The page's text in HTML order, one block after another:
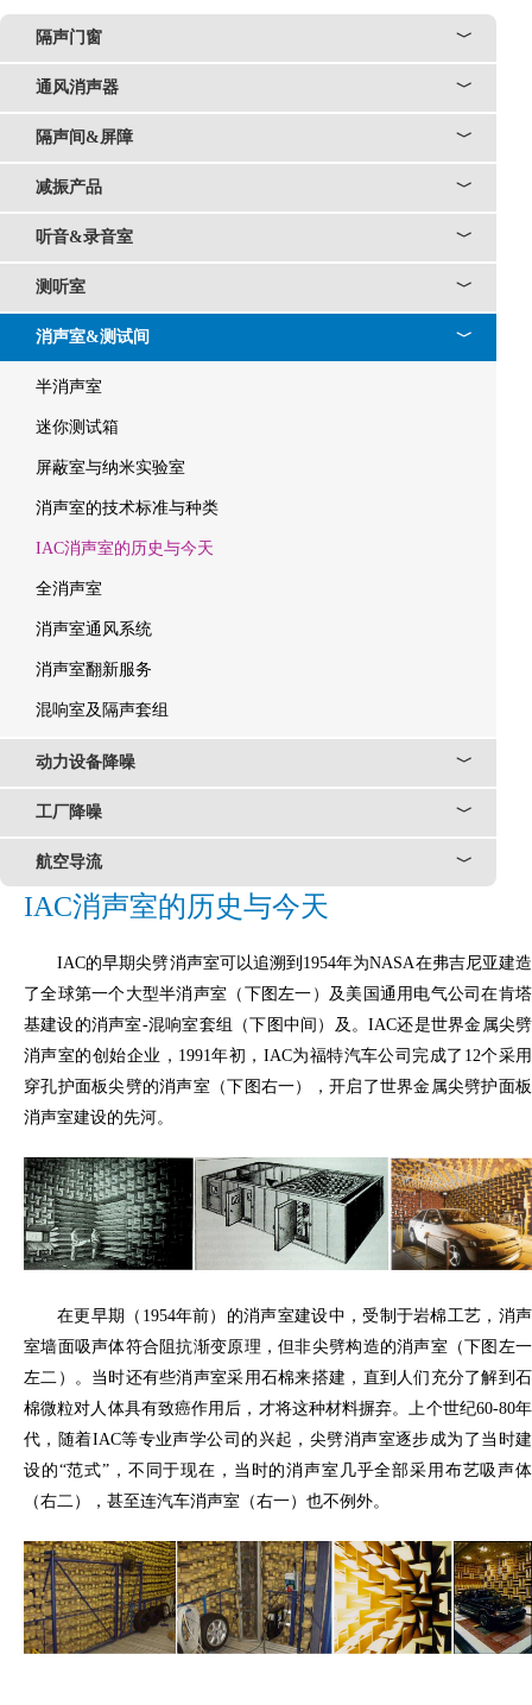
﹀
隔声门窗
﹀
通风消声器
﹀
隔声间&屏障
﹀
减振产品
﹀
听音&录音室
﹀
测听室
﹀
消声室&测试间
半消声室
迷你测试箱
屏蔽室与纳米实验室
消声室的技术标准与种类
IAC消声室的历史与今天
全消声室
消声室通风系统
消声室翻新服务
混响室及隔声套组
﹀
动力设备降噪
﹀
工厂降噪
﹀
航空导流
IAC消声室的历史与今天
IAC的早期尖劈消声室可以追溯到1954年为NASA在弗吉尼亚建造
了全球第一个大型半消声室（下图左一）及美国通用电气公司在肯塔
基建设的消声室-混响室套组（下图中间）及。IAC还是世界金属尖劈
消声室的创始企业，1991年初，IAC为福特汽车公司完成了12个采用
穿孔护面板尖劈的消声室（下图右一），开启了世界金属尖劈护面板
消声室建设的先河。
在更早期（1954年前）的消声室建设中，受制于岩棉工艺，消声
室墙面吸声体符合阻抗渐变原理，但非尖劈构造的消声室（下图左一
左二）。当时还有些消声室采用石棉来搭建，直到人们充分了解到石
棉微粒对人体具有致癌作用后，才将这种材料摒弃。上个世纪60-80年
代，随着IAC等专业声学公司的兴起，尖劈消声室逐步成为了当时建
设的“范式”，不同于现在，当时的消声室几乎全部采用布艺吸声体
（右二），甚至连汽车消声室（右一）也不例外。